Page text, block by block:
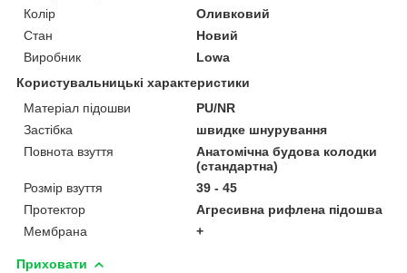
Колір
Оливковий
Стан
Новий
Виробник
Lowa
Користувальницькі характеристики
Матеріал підошви
PU/NR
Застібка
швидке шнурування
Повнота взуття
Анатомічна будова колодки
(стандартна)
Розмір взуття
39 - 45
Протектор
Агресивна рифлена підошва
Мембрана
+
Приховати